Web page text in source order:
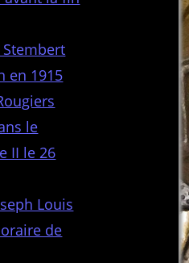
Stembert
en 1915
le
II le 26
Louis
de